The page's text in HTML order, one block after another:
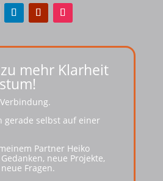
mehr Klarheit
gerade selbst auf einer
Partner Heiko
neue Projekte,
Fragen.